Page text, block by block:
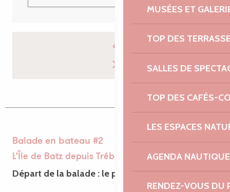
MUSÉES ET
TOP DES
SALLES DE
TOP DES CAFÉS-
LES ESPACES
AGENDA NAUTIQUE
RENDEZ-VOUS DU
Balade en bateau #2
L’Île de Batz depuis Trébeurden
Départ de la balade : le port de Trébeurden